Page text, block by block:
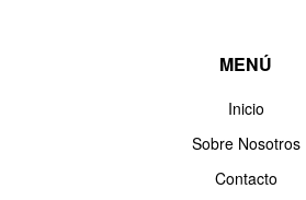
MENÚ
Inicio
Sobre Nosotros
Contacto